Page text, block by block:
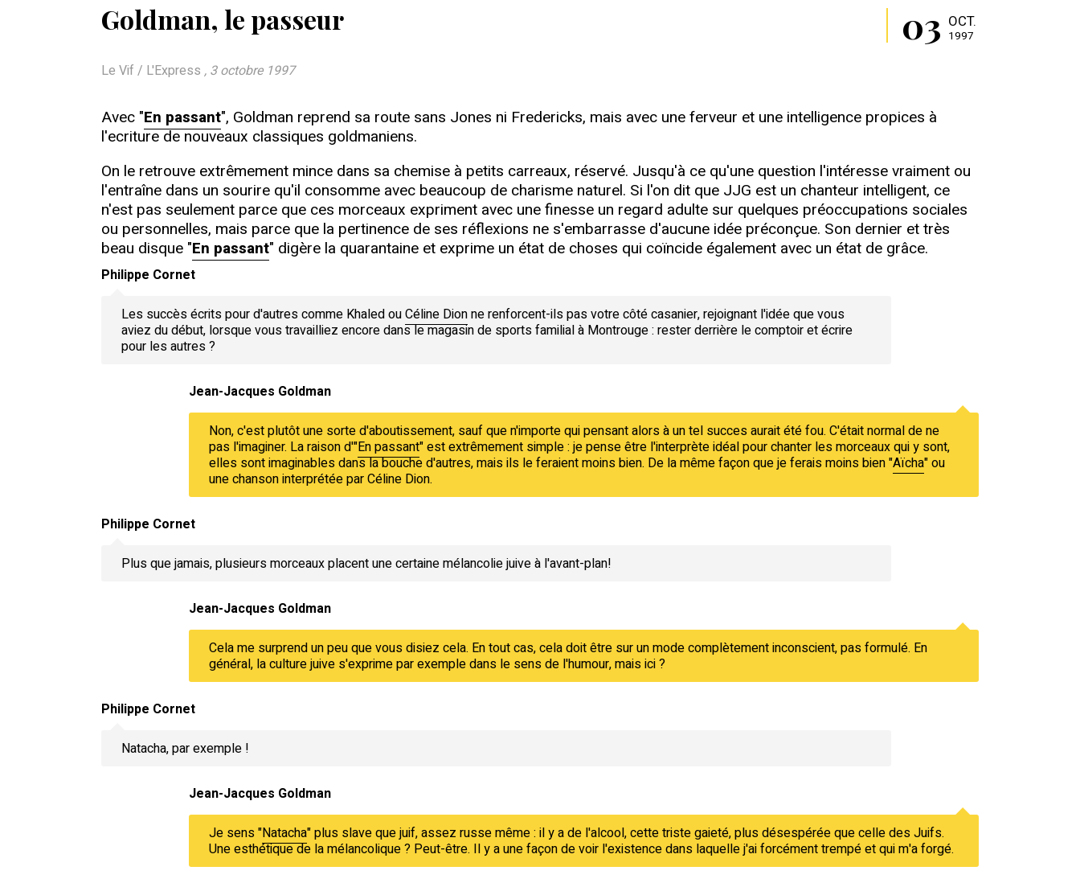
Goldman, le passeur 03 OCT.
1997
Le Vif / L'Express , 3 octobre 1997
Avec "En passant", Goldman reprend sa route sans Jones ni Fredericks, mais avec une ferveur et une intelligence propices à
l'ecriture de nouveaux classiques goldmaniens.
On le retrouve extrêmement mince dans sa chemise à petits carreaux, réservé. Jusqu'à ce qu'une question l'intéresse vraiment ou
l'entraîne dans un sourire qu'il consomme avec beaucoup de charisme naturel. Si l'on dit que JJG est un chanteur intelligent, ce
n'est pas seulement parce que ces morceaux expriment avec une finesse un regard adulte sur quelques préoccupations sociales
ou personnelles, mais parce que la pertinence de ses réflexions ne s'embarrasse d'aucune idée préconçue. Son dernier et très
beau disque "En passant" digère la quarantaine et exprime un état de choses qui coïncide également avec un état de grâce.
Philippe Cornet
Les succès écrits pour d'autres comme Khaled ouCéline Dionne renforcent-ils pas votre côté casanier, rejoignant l'idée que vous
aviez du début, lorsque vous travailliez encore dans le magasin de sports familial à Montrouge : rester derrière le comptoir et écrire
pour les autres ?
Jean-Jacques Goldman
Non, c'est plutôt une sorte d'aboutissement, sauf que n'importe qui pensant alors à un tel succes aurait été fou. C'était normal de ne
pas l'imaginer. La raison d'"En passant" est extrêmement simple : je pense être l'interprète idéal pour chanter les morceaux qui y sont,
elles sont imaginables dans la bouche d'autres, mais ils le feraient moins bien. De la même façon que je ferais moins bien "Aïcha" ou
une chanson interprétée par Céline Dion.
Philippe Cornet
Plus que jamais, plusieurs morceaux placent une certaine mélancolie juive à l'avant-plan!
Jean-Jacques Goldman
Cela me surprend un peu que vous disiez cela. En tout cas, cela doit être sur un mode complètement inconscient, pas formulé. En
général, la culture juive s'exprime par exemple dans le sens de l'humour, mais ici ?
Philippe Cornet
Natacha, par exemple !
Jean-Jacques Goldman
Je sens "Natacha" plus slave que juif, assez russe même : il y a de l'alcool, cette triste gaieté, plus désespérée que celle des Juifs.
Une esthétique de la mélancolique ? Peut-être. Il y a une façon de voir l'existence dans laquelle j'ai forcément trempé et qui m'a forgé.